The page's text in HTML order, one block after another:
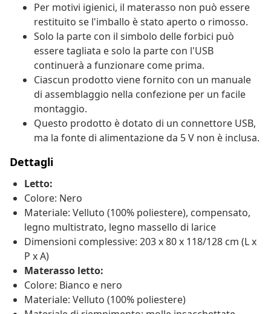
Per motivi igienici, il materasso non può essere
restituito se l'imballo è stato aperto o rimosso.
Solo la parte con il simbolo delle forbici può
essere tagliata e solo la parte con l'USB
continuerà a funzionare come prima.
Ciascun prodotto viene fornito con un manuale
di assemblaggio nella confezione per un facile
montaggio.
Questo prodotto è dotato di un connettore USB,
ma la fonte di alimentazione da 5 V non è inclusa.
Dettagli
Letto:
Colore: Nero
Materiale: Velluto (100% poliestere), compensato,
legno multistrato, legno massello di larice
Dimensioni complessive: 203 x 80 x 118/128 cm (L x
P x A)
Materasso letto:
Colore: Bianco e nero
Materiale: Velluto (100% poliestere)